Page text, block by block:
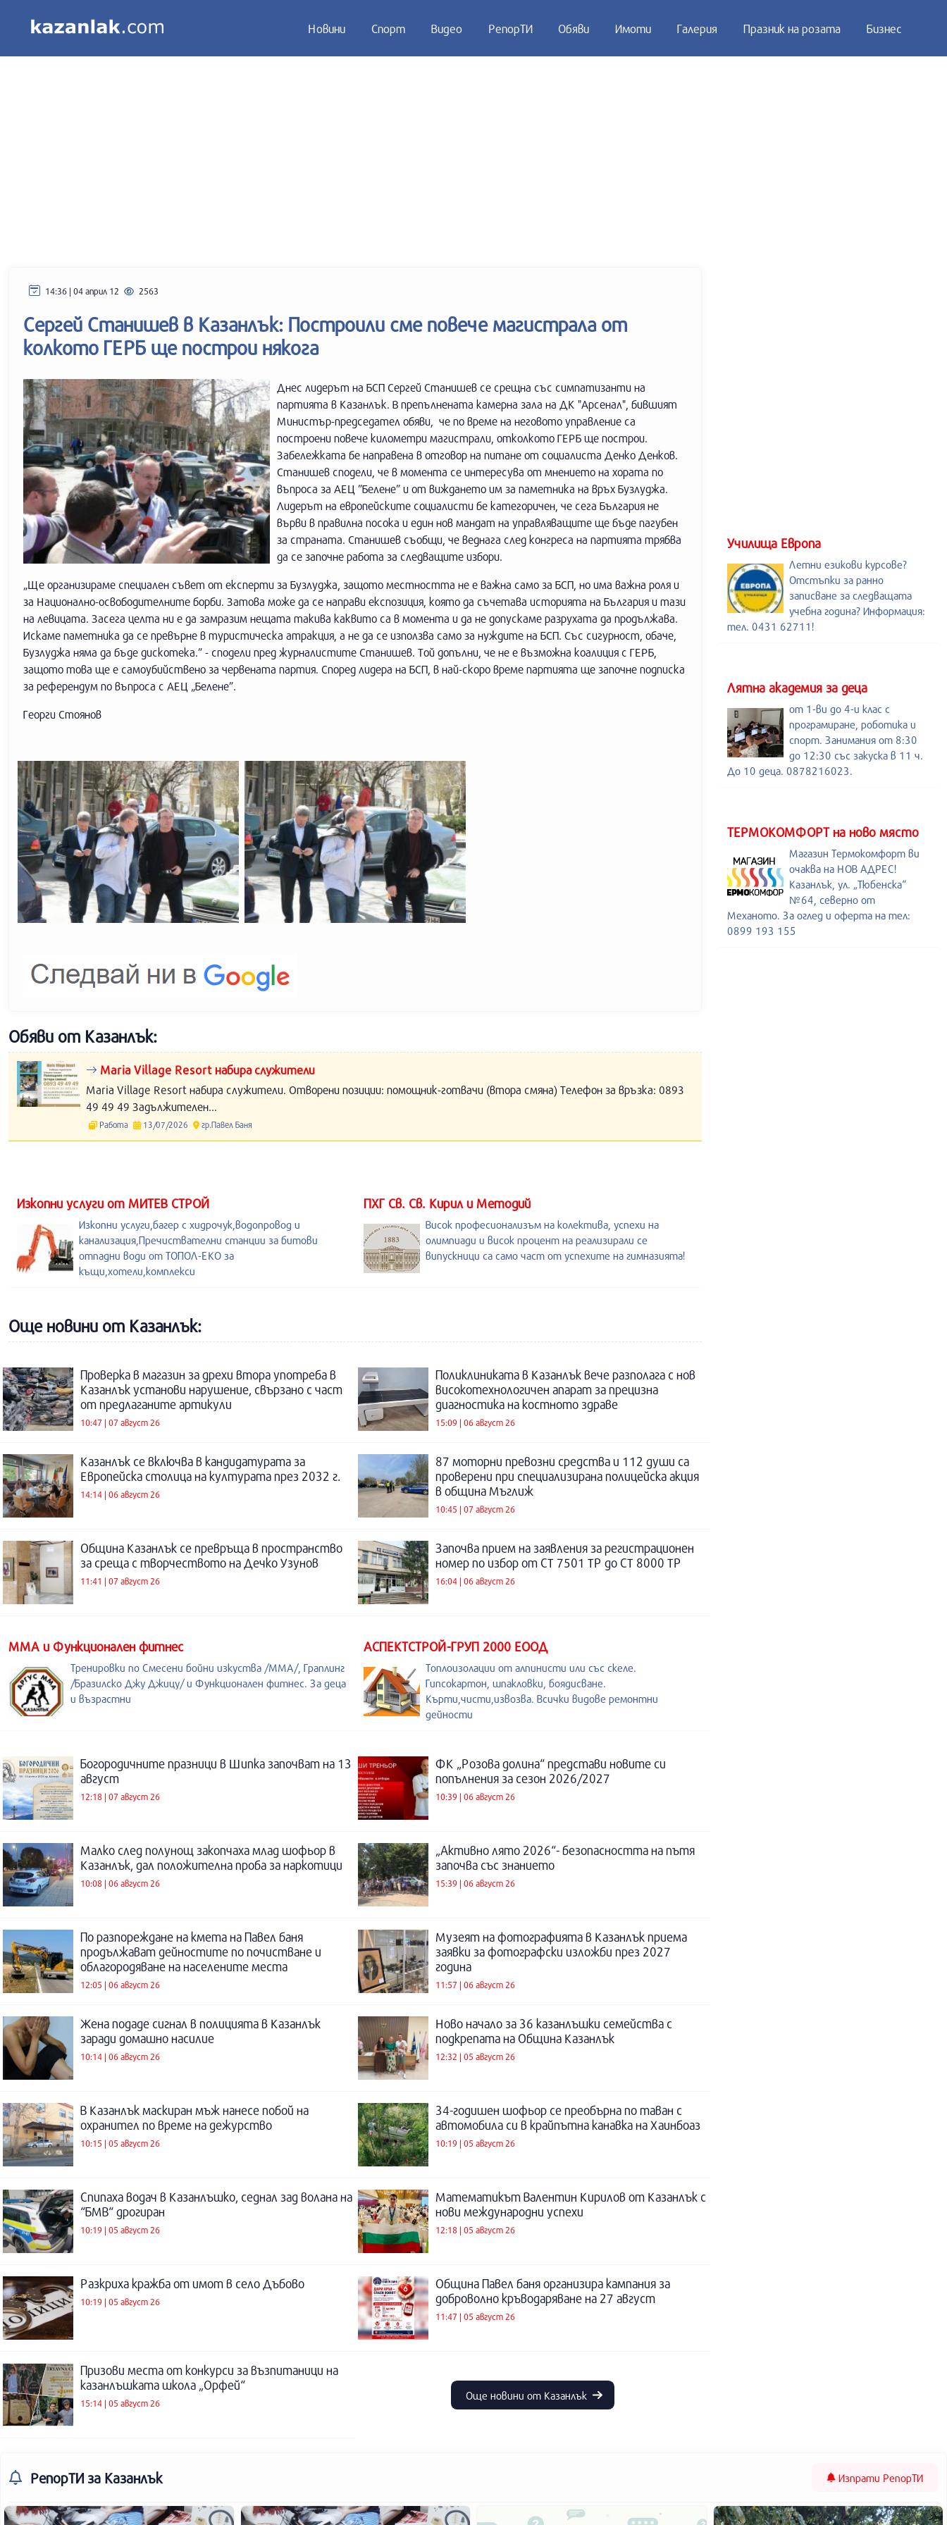
Новини Спорт Видео РепорТИ Обяви Имоти Галерия Празник на розата Бизнес
14:36 | 04 април 12 2563
Сергей Станишев в Казанлък: Построили сме повече магистрала от
колкото ГЕРБ ще построи някога
Днес лидерът на БСП Сергей Станишев се срещна със симпатизанти на
партията в Казанлък. В препълнената камерна зала на ДК "Арсенал", бившият
Министър-председател обяви, че по време на неговото управление са
построени повече километри магистрали, отколкото ГЕРБ ще построи.
Забележката бе направена в отговор на питане от социалиста Денко Денков.
Станишев сподели, че в момента се интересува от мнението на хората по
въпроса за АЕЦ ”Белене” и от виждането им за паметника на връх Бузлуджа.
Лидерът на европейските социалисти бе категоричен, че сега България не
върви в правилна посока и един нов мандат на управляващите ще бъде пагубен
за страната. Станишев съобщи, че веднага след конгреса на партията трябва
да се започне работа за следващите избори.
„Ще организираме специален съвет от експерти за Бузлуджа, защото местността не е важна само за БСП, но има важна роля и
за Национално-освободителните борби. Затова може да се направи експозиция, която да съчетава историята на България и тази
на левицата. Засега целта ни е да замразим нещата такива каквито са в момента и да не допускаме разрухата да продължава.
Искаме паметника да се превърне в туристическа атракция, а не да се използва само за нуждите на БСП. Със сигурност, обаче,
Бузлуджа няма да бъде дискотека.” - сподели пред журналистите Станишев. Той допълни, че не е възможна коалиция с ГЕРБ,
защото това ще е самоубийствено за червената партия. Според лидера на БСП, в най-скоро време партията ще започне подписка
за референдум по въпроса с АЕЦ „Белене”.
Георги Стоянов
Обяви от Казанлък:
Maria Village Resort набира служители
Maria Village Resort набира служители. Отворени позиции: помощник-готвачи (втора смяна) Телефон за връзка: 0893
49 49 49 Задължителен...
Работа 13/07/2026 гр.Павел Баня
Училища Европа
Летни езикови курсове?
Отстъпки за ранно
записване за следващата
учебна година? Информация:
тел. 0431 62711!
Лятна академия за деца
от 1-ви до 4-и клас с
програмиране, роботика и
спорт. Занимания от 8:30
до 12:30 със закуска в 11 ч.
До 10 деца. 0878216023.
ТЕРМОКОМФОРТ на ново място
Магазин Термокомфорт ви
очаква на НОВ АДРЕС!
Казанлък, ул. „Тюбенска“
№64, северно от
Механото. За оглед и оферта на тел:
0899 193 155
Изкопни услуги от МИТЕВ СТРОЙ
Изкопни услуги,багер с хидрочук,водопровод и
канализация,Пречиствателни станции за битови
отпадни води от ТОПОЛ-ЕКО за
къщи,хотели,комплекси
ПХГ Св. Св. Кирил и Методий
Висок професионализъм на колектива, успехи на
олимпиади и висок процент на реализирали се
випускници са само част от успехите на гимназията!
Още новини от Казанлък:
Проверка в магазин за дрехи втора употреба в
Казанлък установи нарушение, свързано с част
от предлаганите артикули
10:47 | 07 август 26
Поликлиниката в Казанлък вече разполага с нов
високотехнологичен апарат за прецизна
диагностика на костното здраве
15:09 | 06 август 26
Казанлък се включва в кандидатурата за
Европейска столица на културата през 2032 г.
14:14 | 06 август 26
87 моторни превозни средства и 112 души са
проверени при специализирана полицейска акция
в община Мъглиж
10:45 | 07 август 26
Община Казанлък се превръща в пространство
за среща с творчеството на Дечко Узунов
11:41 | 07 август 26
Започва прием на заявления за регистрационен
номер по избор от СТ 7501 ТР до СТ 8000 ТР
16:04 | 06 август 26
ММА и Функционален фитнес
Тренировки по Смесени бойни изкуства /MMA/, Граплинг
/Бразилско Джу Джицу/ и Функционален фитнес. За деца
и възрастни
АСПЕКТСТРОЙ-ГРУП 2000 ЕООД
Топлоизолации от алпинисти или със скеле.
Гипсокартон, шпакловки, боядисване.
Кърти,чисти,извозва. Всички видове ремонтни
дейности
Богородичните празници в Шипка започват на 13
август
12:18 | 07 август 26
ФК „Розова долина“ представи новите си
попълнения за сезон 2026/2027
10:39 | 06 август 26
Малко след полунощ закопчаха млад шофьор в
Казанлък, дал положителна проба за наркотици
10:08 | 06 август 26
„Активно лято 2026“- безопасността на пътя
започва със знанието
15:39 | 06 август 26
По разпореждане на кмета на Павел баня
продължават дейностите по почистване и
облагородяване на населените места
12:05 | 06 август 26
Музеят на фотографията в Казанлък приема
заявки за фотографски изложби през 2027
година
11:57 | 06 август 26
Жена подаде сигнал в полицията в Казанлък
заради домашно насилие
10:14 | 06 август 26
Ново начало за 36 казанлъшки семейства с
подкрепата на Община Казанлък
12:32 | 05 август 26
В Казанлък маскиран мъж нанесе побой на
охранител по време на дежурство
10:15 | 05 август 26
34-годишен шофьор се преобърна по таван с
автомобила си в крайпътна канавка на Хаинбоаз
10:19 | 05 август 26
Спипаха водач в Казанлъшко, седнал зад волана на
“БМВ“ дрогиран
10:19 | 05 август 26
Математикът Валентин Кирилов от Казанлък с
нови международни успехи
12:18 | 05 август 26
Разкриха кражба от имот в село Дъбово
10:19 | 05 август 26
Община Павел баня организира кампания за
доброволно кръводаряване на 27 август
11:47 | 05 август 26
Призови места от конкурси за възпитаници на
казанлъшката школа „Орфей“
15:14 | 05 август 26
Още новини от Казанлък
РепорТИ за Казанлък Изпрати РепорТИ